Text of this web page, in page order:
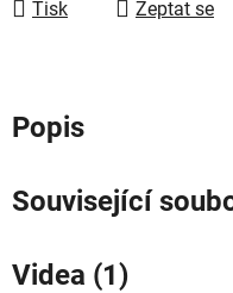
Tisk Zeptat se
Popis
Související
Videa (1)